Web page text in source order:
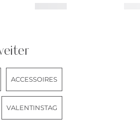
ACCESSOIRES
VALENTINSTAG